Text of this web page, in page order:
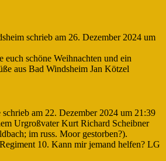
schrieb am 26. Dezember 2024 um
euch schöne Weihnachten und ein
aus Bad Windsheim Jan Kötzel
schrieb am 22. Dezember 2024 um 21:39
Urgroßvater Kurt Richard Scheibner
im russ. Moor gestorben?).
10. Kann mir jemand helfen? LG